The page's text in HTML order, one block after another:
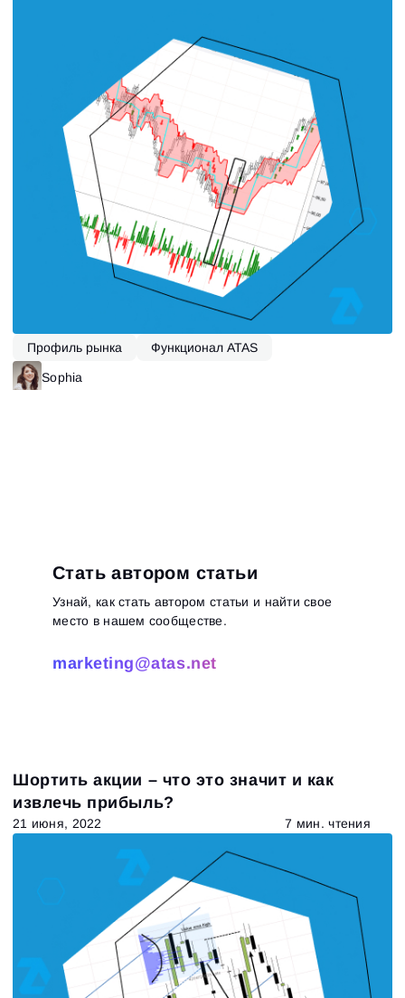
Профиль рынка Функционал ATAS
Sophia
Стать автором статьи
Узнай, как стать автором статьи и найти свое
место в нашем сообществе.
marketing@atas.net
Шортить акции – что это значит и как
извлечь прибыль?
21 июня, 2022 7 мин. чтения